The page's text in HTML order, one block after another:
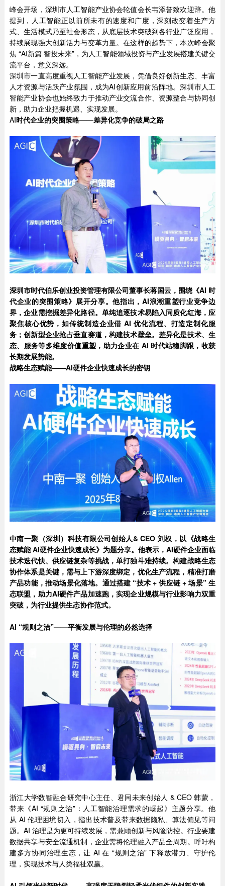
峰会开场，深圳市人工智能产业协会轮值会长韦添誉致欢迎辞。他
提到，人工智能正以前所未有的速度和广度，深刻改变着生产方
式、生活模式乃至社会形态，从底层技术突破到各行业广泛应用，
持续展现强大创新活力与变革力量。在这样的趋势下，本次峰会聚
焦 “AI新篇 智投未来”，为人工智能领域投资与产业发展搭建关键交
流平台，意义深远。
深圳市一直高度重视人工智能产业发展，凭借良好创新生态、丰富
人才资源与活跃产业氛围，成为AI创新应用前沿阵地。深圳市人工
智能产业协会也始终致力于推动产业交流合作、资源整合与协同创
新，助力企业把握机遇、实现发展。
AI时代企业的突围策略——差异化竞争的破局之路
深圳市时代伯乐创业投资管理有限公司董事长蒋国云，围绕《AI 时
代企业的突围策略》展开分享。他指出，AI浪潮重塑行业竞争边
界，企业需挖掘差异化路径。单纯追逐技术易陷入同质化红海，应
聚焦核心优势，如传统制造企业借 AI 优化流程、打造定制化服
务；创新型企业抢占垂直赛道，构建技术壁垒。差异化是技术、生
态、服务等多维度价值重塑，助力企业在 AI 时代站稳脚跟，收获
长期发展势能。
战略生态赋能——AI硬件企业快速成长的密钥
中南一聚（深圳）科技有限公司创始人& CEO 刘权，以《战略生
态赋能 AI硬件企业快速成长》为题分享。他表示，AI硬件企业面临
技术迭代快、供应链复杂等挑战，单打独斗难持续。构建战略生态
协作体系是关键，需与上下游深度绑定，优化生产流程，精准打磨
产品功能，推动场景化落地。通过搭建 “技术 + 供应链 + 场景” 生
态联盟，助力AI硬件产品加速跑，实现企业规模与行业影响力双重
突破，为行业提供生态协作范式。
AI “规则之治”——平衡发展与伦理的必然选择
浙江大学数智融合研究中心主任、君同未来创始人 & CEO 韩蒙，
带来《AI “规则之治”：人工智能治理需求的崛起》主题分享。他
从 AI 伦理困境切入，指出技术普及带来数据隐私、算法偏见等问
题。AI 治理是为更可持续发展，需兼顾创新与风险防控。行业要建
数据共享与安全流通机制，企业需将伦理融入产品全周期。呼吁构
建多方协同治理生态，让 AI 在 “规则之治” 下释放潜力、守护伦
理，实现技术与人类福祉双赢。